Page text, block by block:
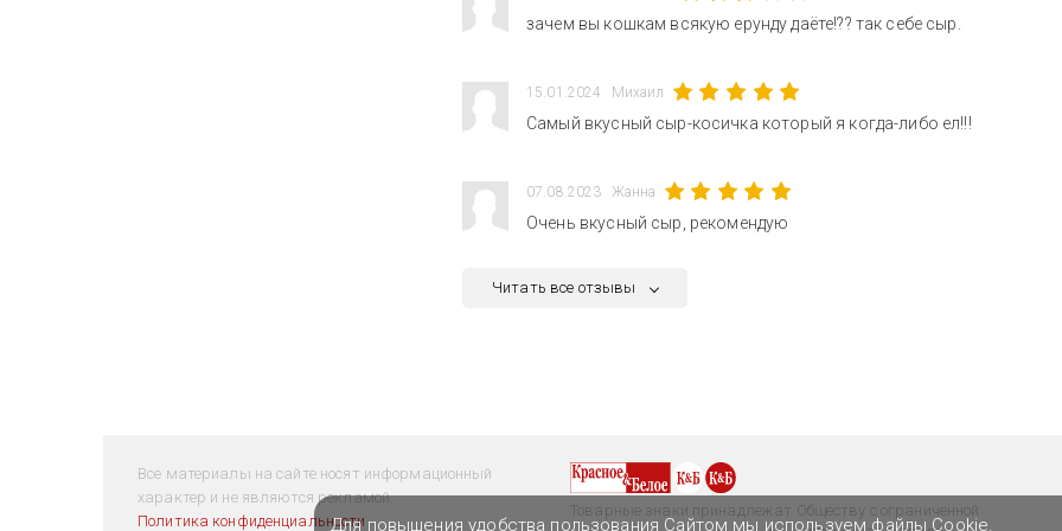
зачем вы кошкам всякую ерунду даёте!?? так себе сыр.
15.01.2024 Михаил
Самый вкусный сыр-косичка который я когда-либо ел!!!
07.08.2023 Жанна
Очень вкусный сыр, рекомендую
Читать все отзывы
Все материалы на сайте носят информационный
характер и не являются рекламой.
Политика конфиденциальности
Товарные знаки принадлежат Обществу с ограниченной
Для повышения удобства пользования Сайтом мы используем файлы Cookie.